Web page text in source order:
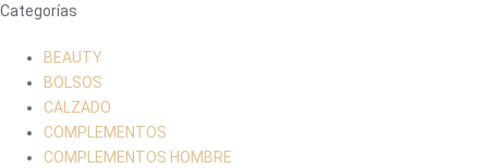
Categorías
BEAUTY
BOLSOS
CALZADO
COMPLEMENTOS
COMPLEMENTOS HOMBRE